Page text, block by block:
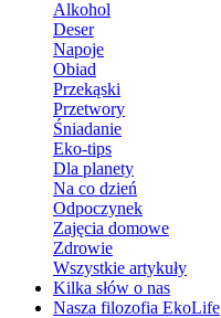
Alkohol
Deser
Napoje
Obiad
Przekąski
Przetwory
Śniadanie
Eko-tips
Dla planety
Na co dzień
Odpoczynek
Zajęcia domowe
Zdrowie
Wszystkie artykuły
Kilka słów o nas
Nasza filozofia EkoLife